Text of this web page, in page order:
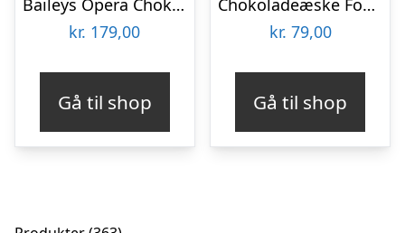
kr. 179,00
Gå til shop
kr. 79,00
Gå til shop